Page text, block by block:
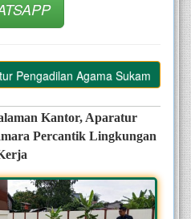
Agama Sukamara
Kantor, Aparatur
Percantik Lingkungan